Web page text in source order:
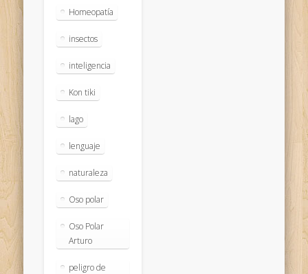
Homeopatía
insectos
inteligencia
Kon tiki
lago
lenguaje
naturaleza
Oso polar
Oso Polar
Arturo
peligro de